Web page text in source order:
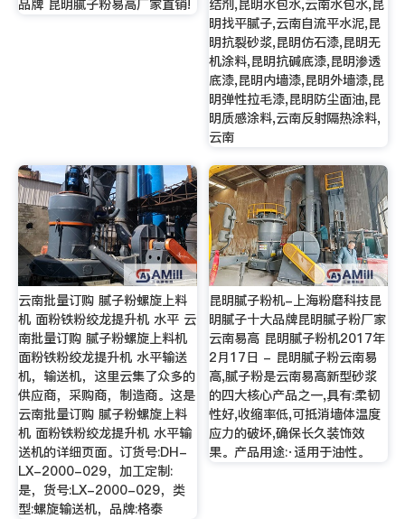
品牌 昆明腻子粉易高厂家直销!
结剂,昆明水包水,云南水包水,昆
明找平腻子,云南自流平水泥,昆
明抗裂砂浆,昆明仿石漆,昆明无
机涂料,昆明抗碱底漆,昆明渗透
底漆,昆明内墙漆,昆明外墙漆,昆
明弹性拉毛漆,昆明防尘面油,昆
明质感涂料,云南反射隔热涂料,
云南
云南批量订购 腻子粉螺旋上料
机 面粉铁粉绞龙提升机 水平 云
南批量订购 腻子粉螺旋上料机
面粉铁粉绞龙提升机 水平输送
机，输送机，这里云集了众多的
供应商，采购商，制造商。这是
云南批量订购 腻子粉螺旋上料
机 面粉铁粉绞龙提升机 水平输
送机的详细页面。订货号:DH-
LX-2000-029，加工定制:
是，货号:LX-2000-029，类
型:螺旋输送机，品牌:格泰
昆明腻子粉机-上海粉磨科技昆
明腻子十大品牌昆明腻子粉厂家
云南易高 昆明腻子粉机2017年
2月17日 - 昆明腻子粉云南易
高,腻子粉是云南易高新型砂浆
的四大核心产品之一,具有:柔韧
性好,收缩率低,可抵消墙体温度
应力的破坏,确保长久装饰效
果。产品用途:·适用于油性。